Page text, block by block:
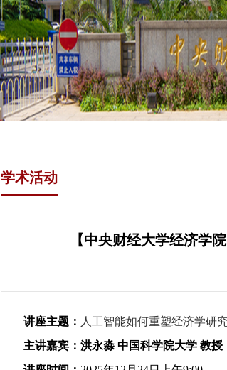
学术活动
【中央财经大学经济学
讲座主题： 人工智能如何重塑经济学研
主讲嘉宾： 洪永淼 中国科学院大学 教授